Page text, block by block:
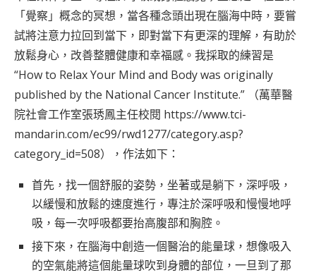
「覺察」概念的冥想，當各種念頭出現在腦海中時，要嘗
試將注意力拉回到當下，即對當下有更深的理解，有助於
放鬆身心，改善整體健康和幸福感。我採取的練習是
“How to Relax Your Mind and Body was originally
published by the National Cancer Institute.” （萬華醫
院社會工作室張琇鳳主任校閱 https://www.tci-
mandarin.com/ec99/rwd1277/category.asp?
category_id=508），作法如下：
首先，找一個舒服的姿勢，坐著或是躺下，深呼吸，
以緩慢和放鬆的速度進行，專注於深呼吸和慢慢地呼
吸，每一次呼吸都要抬高腹部和胸腔。
接下來，在腦海中創造一個醫治的能量球，想像吸入
的空氣能將這個能量球吹到身體的部位，一旦到了那